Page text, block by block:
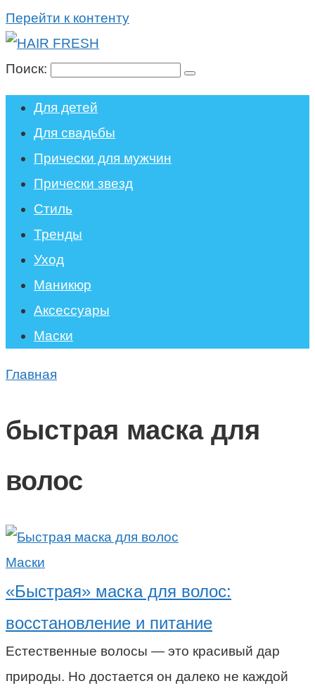
Перейти к контенту
Поиск:
Для детей
Для свадьбы
Прически для мужчин
Прически звезд
Стиль
Тренды
Уход
Маникюр
Аксессуары
Маски
Главная
быстрая маска для
волос
Маски
«Быстрая» маска для волос:
восстановление и питание
Естественные волосы — это красивый дар
природы. Но достается он далеко не каждой